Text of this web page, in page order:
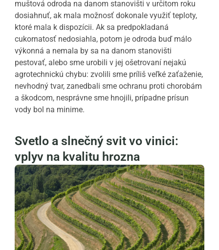
muštová odroda na danom stanovišti v určitom roku
dosiahnuť, ak mala možnosť dokonale využiť teploty,
ktoré mala k dispozícii. Ak sa predpokladaná
cukornatosť nedosiahla, potom je odroda buď málo
výkonná a nemala by sa na danom stanovišti
pestovať, alebo sme urobili v jej ošetrovaní nejakú
agrotechnickú chybu: zvolili sme príliš veľké zaťaženie,
nevhodný tvar, zanedbali sme ochranu proti chorobám
a škodcom, nesprávne sme hnojili, prípadne prísun
vody bol na minime.
Svetlo a slnečný svit vo vinici:
vplyv na kvalitu hrozna